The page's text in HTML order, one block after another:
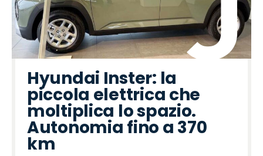
Hyundai Inster: la
piccola elettrica che
moltiplica lo spazio.
Autonomia fino a 370
km